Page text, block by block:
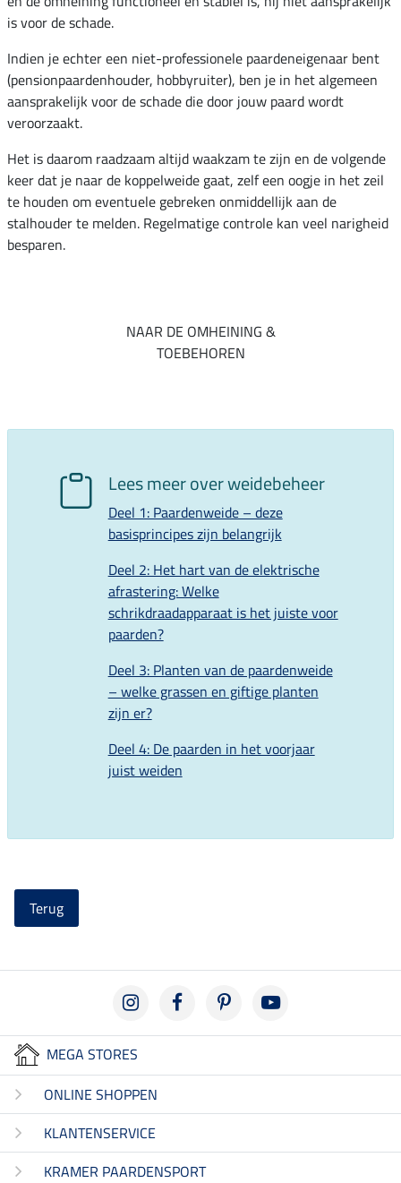
is voor de schade.
Indien je echter een niet-professionele paardeneigenaar bent
(pensionpaardenhouder, hobbyruiter), ben je in het algemeen
aansprakelijk voor de schade die door jouw paard wordt
veroorzaakt.
Het is daarom raadzaam altijd waakzam te zijn en de volgende
keer dat je naar de koppelweide gaat, zelf een oogje in het zeil
te houden om eventuele gebreken onmiddellijk aan de
stalhouder te melden. Regelmatige controle kan veel narigheid
besparen.
NAAR DE OMHEINING &
TOEBEHOREN
Lees meer over weidebeheer
Deel 1: Paardenweide – deze
basisprincipes zijn belangrijk
Deel 2: Het hart van de elektrische
afrastering: Welke
schrikdraadapparaat is het juiste voor
paarden?
Deel 3: Planten van de paardenweide
– welke grassen en giftige planten
zijn er?
Deel 4: De paarden in het voorjaar
juist weiden
Terug
MEGA STORES
ONLINE SHOPPEN
KLANTENSERVICE
KRAMER PAARDENSPORT